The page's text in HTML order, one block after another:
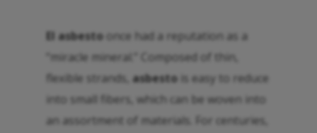
El asbesto once had a reputation as a
“miracle mineral.” Composed of thin,
flexible strands, asbesto is easy to reduce
into small fibers, which can be woven into
an assortment of materials. For centuries,